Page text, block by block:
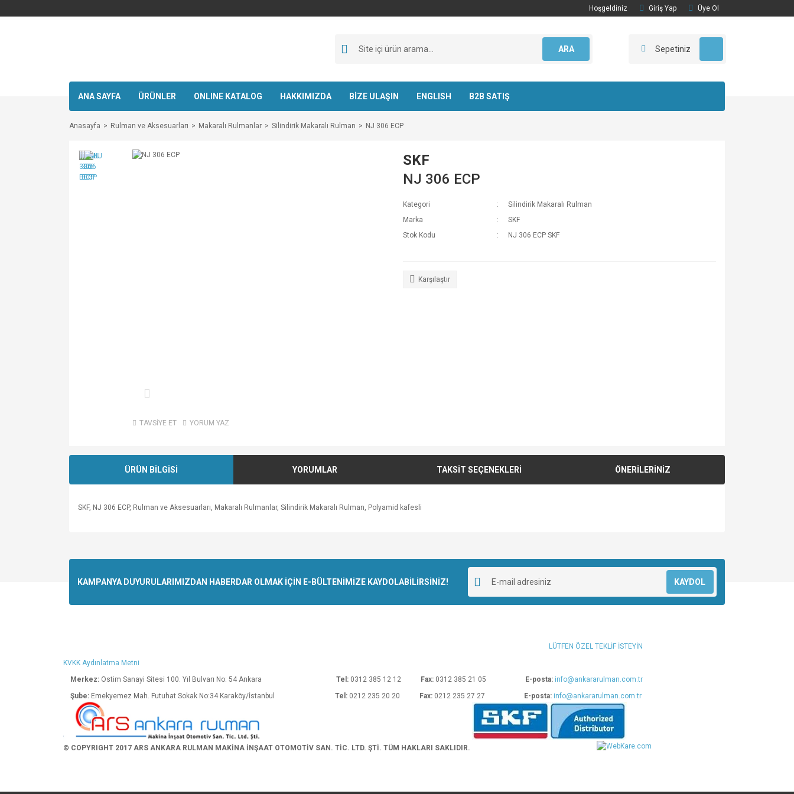
Hoşgeldiniz Giriş Yap Üye Ol
ARA Sepetiniz
ANA SAYFA ÜRÜNLER ONLINE KATALOG HAKKIMIZDA BİZE ULAŞIN ENGLISH B2B SATIŞ
Anasayfa Rulman ve Aksesuarları Makaralı Rulmanlar Silindirik Makaralı Rulman NJ 306 ECP
TAVSİYE ET YORUM YAZ
SKF
NJ 306 ECP
Kategori
Silindirik Makaralı Rulman
Marka
SKF
Stok Kodu
NJ 306 ECP SKF
Karşılaştır
ÜRÜN BİLGİSİ YORUMLAR TAKSİT SEÇENEKLERİ ÖNERİLERİNİZ
SKF, NJ 306 ECP, Rulman ve Aksesuarları, Makaralı Rulmanlar, Silindirik Makaralı Rulman, Polyamid kafesli
Ürün resmi kalitesiz, bozuk veya görüntülenemiyor.
KAMPANYA DUYURULARIMIZDAN HABERDAR OLMAK İÇİN E-BÜLTENİMİZE KAYDOLABİLİRSİNİZ! KAYDOL
LÜTFEN ÖZEL TEKLİF İSTEYİN
KVKK Aydınlatma Metni
Merkez: Ostim Sanayi Sitesi 100. Yıl Bulvarı No: 54 Ankara Tel: 0312 385 12 12 Fax: 0312 385 21 05 E-posta: info@ankararulman.com.tr
Şube: Emekyemez Mah. Futuhat Sokak No:34 Karaköy/İstanbul Tel: 0212 235 20 20 Fax: 0212 235 27 27 E-posta: info@ankararulman.com.tr
© COPYRIGHT 2017 ARS ANKARA RULMAN MAKİNA İNŞAAT OTOMOTİV SAN. TİC. LTD. ŞTİ. TÜM HAKLARI SAKLIDIR.